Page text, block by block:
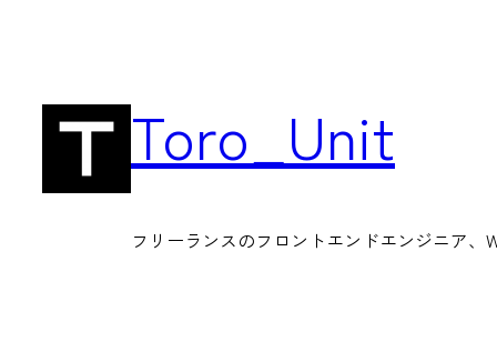
Toro_Unit
フリーランスのフロントエンドエンジニア、